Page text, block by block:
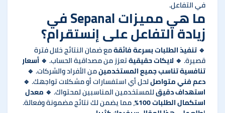
في التفاعل.
ما هي مميزات Sepanal في
زيادة التفاعل على إنستقرام؟
🔹تنفيذ الطلبات بسرعة فائقةمع ضمان النتائج خلال فترة
قصيرة. 🔹 لايكات حقيقيةتعزز من مصداقية الحساب. 🔹أسعار
تنافسية تناسب جميع المستخدمينمن الأفراد والشركات. 🔹
دعم فني متواصللحل أي استفسارات أو مشكلات تواجهك. 🔹
استهداف دقيقللمستخدمين المناسبين لمحتواك. 🔹 معدل
استكمال الطلبات 100%
، مما يضمن لك نتائج مضمونة وفعالة.